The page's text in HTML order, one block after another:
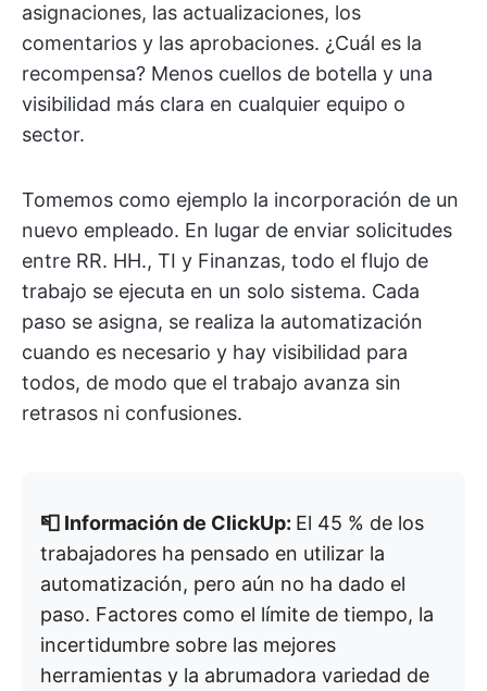
asignaciones, las actualizaciones, los
comentarios y las aprobaciones. ¿Cuál es la
recompensa? Menos cuellos de botella y una
visibilidad más clara en cualquier equipo o
sector.
Tomemos como ejemplo la incorporación de un
nuevo empleado. En lugar de enviar solicitudes
entre RR. HH., TI y Finanzas, todo el flujo de
trabajo se ejecuta en un solo sistema. Cada
paso se asigna, se realiza la automatización
cuando es necesario y hay visibilidad para
todos, de modo que el trabajo avanza sin
retrasos ni confusiones.
📮 Información de ClickUp: El 45 % de los
trabajadores ha pensado en utilizar la
automatización, pero aún no ha dado el
paso. Factores como el límite de tiempo, la
incertidumbre sobre las mejores
herramientas y la abrumadora variedad de